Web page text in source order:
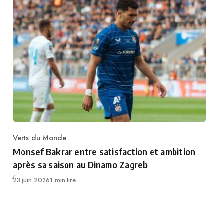
Category
Verts du Monde
Monsef Bakrar entre satisfaction et ambition
après sa saison au Dinamo Zagreb
Publié
23 juin 20261 min lire